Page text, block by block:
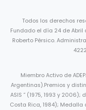
Todos los derechos
Fundado el día 24 de Abril
Roberto Pérsico.
Miembro Activo de
Argentinas).Premios y
ASIS ” (1975, 1993 y 2006);
Costa Rica, 1984); Medalla